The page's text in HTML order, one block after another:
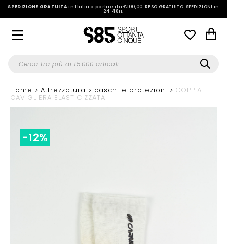
SPEDIZIONE GRATUITAin Italia a partire da €100,00.RESO GRATUITO. SPEDIZIONI in
24-48H.
Home Attrezzatura caschi e protezioni COPPIA
CAVIGLIERA ELASTICIZZATA
-12%